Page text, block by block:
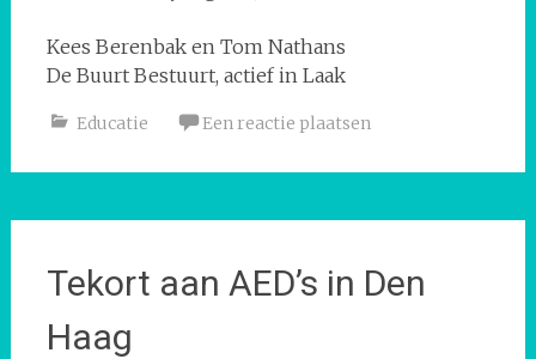
Kees Berenbak en Tom Nathans
De Buurt Bestuurt, actief in Laak
Educatie Een reactie plaatsen
Tekort aan AED’s in Den
Haag